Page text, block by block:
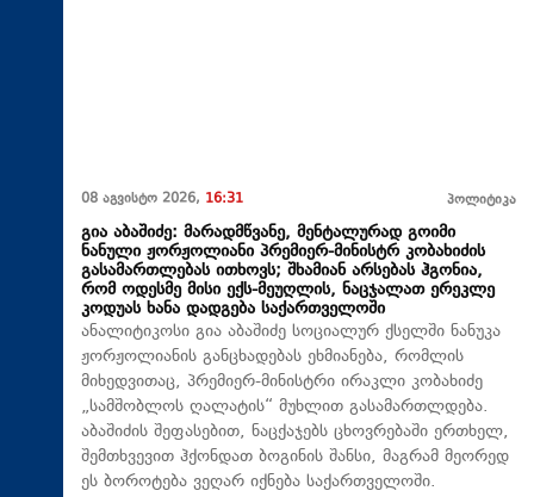
08 აგვისტო 2026, 16:31 პოლიტიკა
გია აბაშიძე: მარადმწვანე, მენტალურად გოიმი
ნანული ჟორჟოლიანი პრემიერ-მინისტრ კობახიძის
გასამართლებას ითხოვს; შხამიან არსებას ჰგონია,
რომ ოდესმე მისი ექს-მეუღლის, ნაცჯალათ ერეკლე
კოდუას ხანა დადგება საქართველოში
ანალიტიკოსი გია აბაშიძე სოციალურ ქსელში ნანუკა
ჟორჟოლიანის განცხადებას ეხმიანება, რომლის
მიხედვითაც, პრემიერ-მინისტრი ირაკლი კობახიძე
„სამშობლოს ღალატის“ მუხლით გასამართლდება.
აბაშიძის შეფასებით, ნაცქაჯებს ცხოვრებაში ერთხელ,
შემთხვევით ჰქონდათ ბოგინის შანსი, მაგრამ მეორედ
ეს ბოროტება ვეღარ იქნება საქართველოში.